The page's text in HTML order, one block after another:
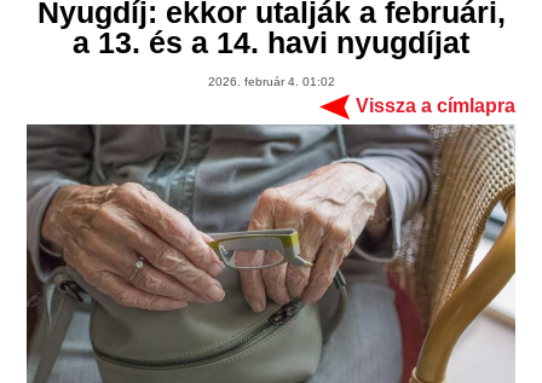
Nyugdíj: ekkor utalják a februári,
a 13. és a 14. havi nyugdíjat
2026. február 4. 01:02
Vissza a címlapra